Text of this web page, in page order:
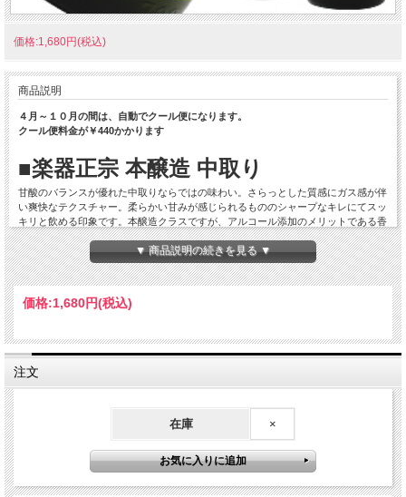
価格:1,680円(税込)
商品説明
４月～１０月の間は、自動でクール便になります。
クール便料金が￥440かかります
■楽器正宗 本醸造 中取り
甘酸のバランスが優れた中取りならではの味わい。さらっとした質感にガス感が伴
い爽快なテクスチャー。柔らかい甘みが感じられるもののシャープなキレにてスッ
キリと飲める印象です。本醸造クラスですが、アルコール添加のメリットである香
り立ちとキレの良さが表現されておりフルーティーな味わいです。嫌味のある酒っ
ぽさは感じられませんので、アル添酒に嫌悪感のある方も一献の価値がございま
す。かなりお値打ちな価格も、日々の晩酌酒としては見逃せないポイントですよ
ね。
■About - 楽器正宗
発見と感動。日々を楽しむ
明治期より矢吹が原周辺は、御料地が多く点在し渡り鳥が飛来する御猟場として皇
『楽器正宗』の名前は、大正年間二代目代吉の時、朝香宮様が当地を来訪した際、
君が代の作曲者とされる奥好義（おく よしいさ）が「酒造りも楽器を奏でること
も、元は同じく神様への捧げ物」と言われたことに由来しています。二代目代吉
は、醤油屋から分家したこの酒蔵を発展させ、酒造りでも既成概念を打ち破る斬新
▼ 商品説明の続きを見る ▼
価格:1,680円(税込)
注文
在庫 ×